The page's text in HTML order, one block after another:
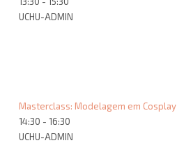
UCHU-ADMIN
Masterclass: Modelagem em Cosplay
14:30 - 16:30
UCHU-ADMIN